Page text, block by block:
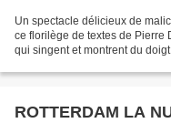
Un spectacle délicieux de
ce florilège de textes de Pierre
qui singent et montrent du
ROTTERDAM LA